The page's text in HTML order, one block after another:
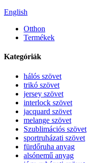
English
Otthon
Termékek
Kategóriák
hálós szövet
trikó szövet
jersey szövet
interlock szövet
jacquard szövet
melange szövet
Szublimációs szövet
sportruházati szövet
fürdőruha anyag
alsónemű anyag